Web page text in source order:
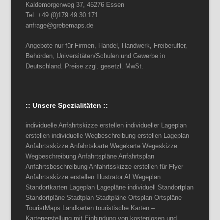
Kaldemorgenweg 37, 45276 Essen
Tel. +49 (0)179 49 30 171
anfrage@grebemaps.de
Angebote nur für Firmen, Handel, Handwerk, Freiberufler,
Behörden, Universitäten/Schulen und Gewerbe in
Deutschland. Preise zzgl. gesetzl. MwSt.
:: Unsere Spezialitäten ::
individuelle Anfahrtskizze erstellen individueller Lageplan
erstellen individuelle Wegbeschreibung erstellen Lageplan
Anfahrtsskizze Anfahrtskarte Wegekarte Wegeskizze
Wegbeschreibung Anfahrtspläne Anfahrtsplan
Anfahrtsbeschreibung Anfahrtsskizze erstellen für Flyer
Anfahrtsskizze erstellen Illustrator AI Wegeplan
Standortkarten Lageplan Lagepläne individuell Standortplan
Standortpläne Stadtplan Stadtpläne Ortsplan Ortspläne
TouristMaps Landkarten touristische Karten –
Kartenerstellung mit Einbindung von kostenlosen und